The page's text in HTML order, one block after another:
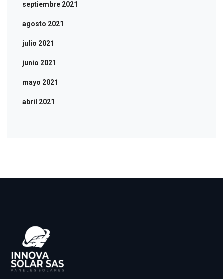
septiembre 2021
agosto 2021
julio 2021
junio 2021
mayo 2021
abril 2021